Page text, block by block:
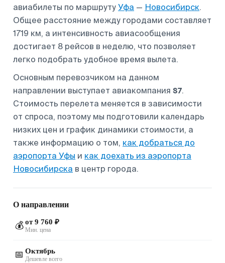
авиабилеты по маршрутуУфа — Новосибирск.
Общее расстояние между городами составляет
1719 км, а интенсивность авиасообщения
достигает 8 рейсов в неделю, что позволяет
легко подобрать удобное время вылета.
Основным перевозчиком на данном
направлении выступает авиакомпания S7.
Стоимость перелета меняется в зависимости
от спроса, поэтому мы подготовили календарь
низких цен и график динамики стоимости, а
также информацию о том, как добраться до
аэропорта Уфы и как доехать из аэропорта
Новосибирска в центр города.
О направлении
💰 от 9 760 ₽
Мин. цена
📅 Октябрь
Дешевле всего